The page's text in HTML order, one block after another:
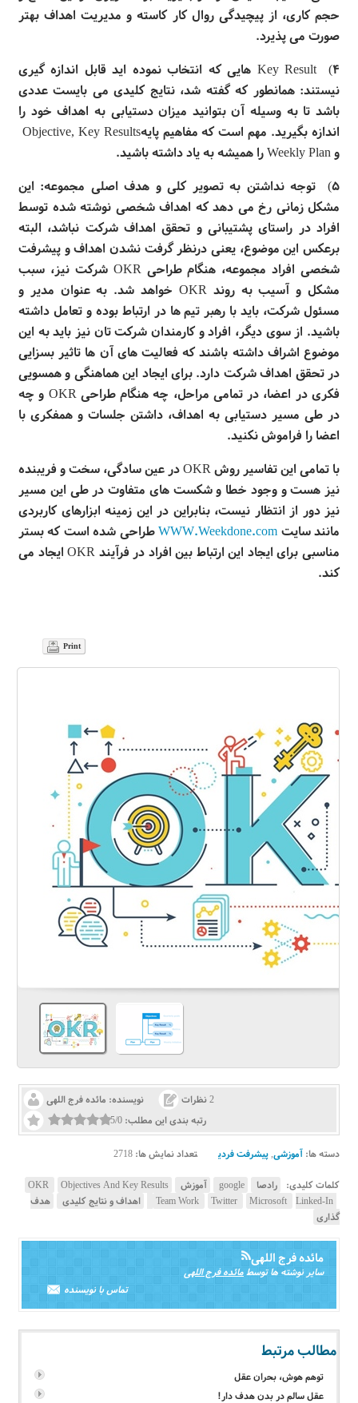
حجم کاری، از پیچیدگی روال کار کاسته و مدیریت اهداف بهتر
صورت می پذیرد.
۴)
Key Result هایی که انتخاب نموده اید قابل اندازه گیری
نیستند: همانطور که گفته شد،‌ نتایج کلیدی می بایست عددی
باشد تا به وسیله آن بتوانید میزان دستیابی به اهداف خود را
اندازه بگیرید. مهم است که مفاهیم پایهObjective, Key Results
وWeekly Planرا همیشه به یاد داشته باشید.
۵) توجه نداشتن به تصویر کلی و هدف اصلی مجموعه: این
مشکل زمانی رخ می دهد که اهداف شخصی نوشته شده توسط
افراد در راستای پشتیبانی و تحقق اهداف شرکت نباشد، البته
برعکس این موضوع،‌ یعنی درنظر گرفت نشدن اهداف و پیشرفت
شخصی افراد مجموعه، هنگام طراحی OKRشرکت نیز، سبب
مشکل و آسیب به روند OKR خواهد شد. به عنوان مدیر و
مسئول شرکت، باید با رهبر تیم ها در ارتباط بوده و تعامل داشته
باشید. از سوی دیگر، افراد و کارمندان شرکت تان نیز باید به این
موضوع اشراف داشته باشند که فعالیت های آن ها تاثیر بسزایی
در تحقق اهداف شرکت دارد. برای ایجاد این هماهنگی و همسویی
فکری در اعضا، در تمامی مراحل، چه هنگام طراحی OKR و چه
در طی مسیر دستیابی به اهداف، داشتن جلسات و همفکری با
اعضا را فراموش نکنید.
با تمامی این تفاسیر روشOKRدر عین سادگی، سخت و فریبنده
نیز هست و وجود خطا و شکست های متفاوت در طی این مسیر
نیز دور از انتظار نیست،‌ بنابراین در این زمینه ابزارهای کاربردی
مانند سایت WWW.Weekdone.comطراحی شده است که بستر
مناسبی برای ایجاد این ارتباط بین افراد در فرآیند OKRایجاد می
کند.
Print
نویسنده: مائده فرج اللهی
2 نظرات
رتبه بندی این مطلب: 5/0
دسته ها: آموزشی,پیشرفت فردی تعداد نمایش ها:
کلمات کلیدی: رادصا google آموزش OKR
Objectives And Key Results
Team Work
Twitter Microsoft Linked-In اهداف و نتایج کلیدی
هدف
گذاری
مائده فرج اللهی
سایر نوشته ها توسطمائده فرج اللهی
تماس با نویسنده
مطالب مرتبط
توهم هوش، بحران عقل
عقل سالم در بدن هدف دار!